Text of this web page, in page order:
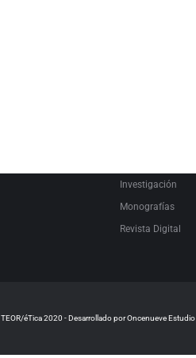
Investigación
Monografías
Revista Digital
TEOR/éTica 2020 - Desarrollado por Oncenueve Estudio